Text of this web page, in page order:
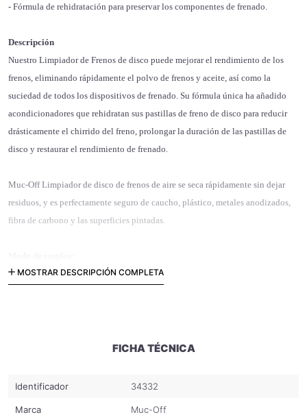
- Fórmula de rehidratación para preservar los componentes de frenado.
Descripción
Nuestro Limpiador de Frenos de disco puede mejorar el rendimiento de los
frenos, eliminando rápidamente el polvo de frenos y aceite, así como la
suciedad de todos los dispositivos de frenado. Su fórmula única ha añadido
acondicionadores que rehidratan sus pastillas de freno de disco para reducir
drásticamente el chirrido del freno, prolongar la duración de las pastillas de
disco y restaurar el rendimiento de frenado.
Muc-Off Limpiador de disco de frenos de aire se seca rápidamente sin dejar
residuos, y es perfectamente seguro de caucho, plástico, metales anodizados,
fibra de carbono y las superficies pintadas.
Paso 1 - Shake puede activar fórmula. Aplicar a toda la zona del freno de modo
MOSTRAR DESCRIPCIÓN COMPLETA
FICHA TÉCNICA
Identificador 34332
Marca Muc-Off